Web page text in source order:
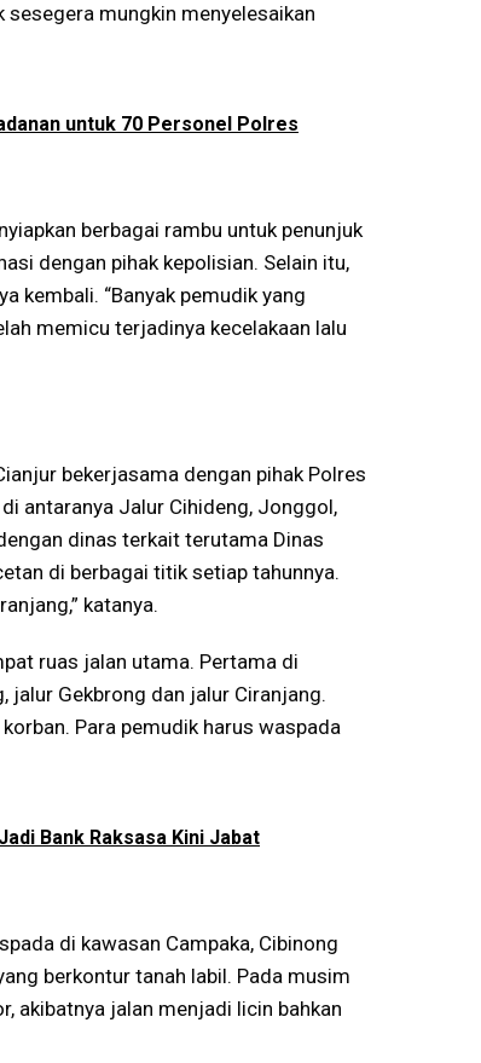
mungkin menyelesaikan
untuk 70 Personel Polres
berbagai rambu untuk penunjuk
dengan pihak kepolisian. Selain itu,
kembali. “Banyak pemudik yang
memicu terjadinya kecelakaan lalu
bekerjasama dengan pihak Polres
antaranya Jalur Cihideng, Jonggol,
dinas terkait terutama Dinas
di berbagai titik setiap tahunnya.
katanya.
ruas jalan utama. Pertama di
jalur Gekbrong dan jalur Ciranjang.
Para pemudik harus waspada
Bank Raksasa Kini Jabat
di kawasan Campaka, Cibinong
berkontur tanah labil. Pada musim
akibatnya jalan menjadi licin bahkan